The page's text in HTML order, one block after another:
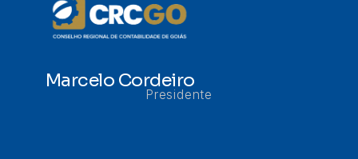
Marcelo Cordeiro
Presidente